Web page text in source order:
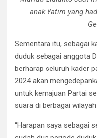
anak Yatim yang
Sementara itu, sebagai
duduk sebagai anggota
berharap seluruh kader
2024 akan
untuk kemajuan Partai
suara di berbagai wilayah
“Harapan saya sebagai